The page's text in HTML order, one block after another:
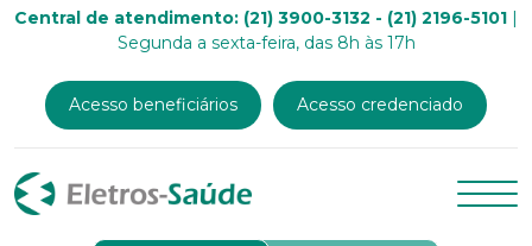
Central de atendimento: (21) 3900-3132 - (21) 2196-5101 |
Segunda a sexta-feira, das 8h às 17h
Acesso beneficiários Acesso credenciado